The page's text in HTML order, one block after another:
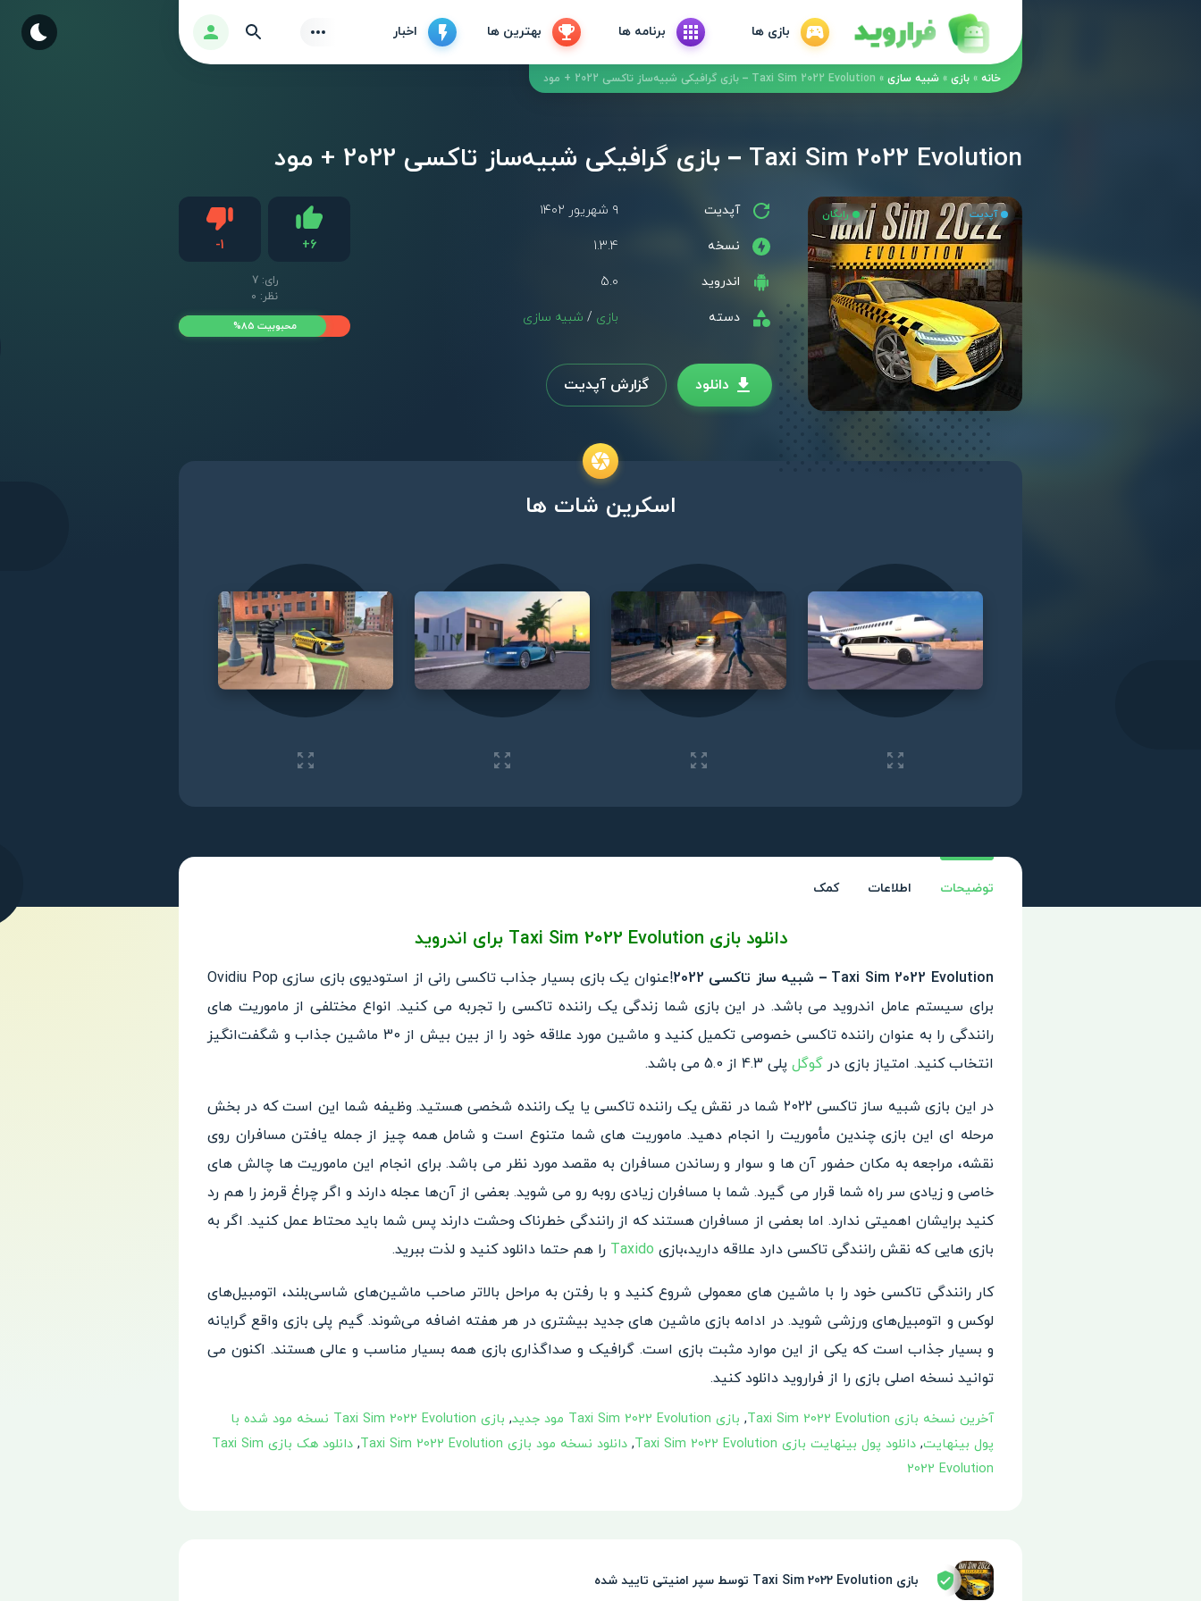
بازی ها برنامه ها بهترین ها اخبار ورود Find
خانه » بازی » شبیه سازی » Taxi Sim 2022 Evolution – بازی گرافیکی شبیه‌ساز تاکسی 2022 + مود
Taxi Sim 2022 Evolution – بازی گرافیکی شبیه‌ساز تاکسی 2022 + مود
آپدیت رایگان آپدیت ۹ شهریور ۱۴۰۲
نسخه 1.3.4
اندروید 5.0
دسته بازی / شبیه سازی
+6
لایک
-1
رای:7
نظر: 0
محبوبیت 85%
دانلود گزارش آپدیت
اسکرین شات ها
توضیحات اطلاعات کمک
دانلود بازی Taxi Sim 2022 Evolution برای اندروید
Taxi Sim 2022 Evolution – شبیه ساز تاکسی 2022
!عنوان یک بازی بسیار جذاب تاکسی رانی از استودیوی بازی سازی Ovidiu Pop
برای سیستم عامل اندروید می باشد. در این بازی شما زندگی یک راننده تاکسی را تجربه می کنید. انواع مختلفی از ماموریت های
رانندگی را به عنوان راننده تاکسی خصوصی تکمیل کنید و ماشین مورد علاقه خود را از بین بیش از 30 ماشین جذاب و شگفت‌انگیز
انتخاب کنید. امتیاز بازی در گوگل پلی 4.3 از 5.0 می باشد.
در این بازی شبیه ساز تاکسی 2022 شما در نقش یک راننده تاکسی یا یک راننده شخصی هستید. وظیفه شما این است که در بخش
مرحله ای این بازی چندین مأموریت را انجام دهید. ماموریت های شما متنوع است و شامل همه چیز از جمله یافتن مسافران روی
نقشه، مراجعه به مکان حضور آن ها و سوار و رساندن مسافران به مقصد مورد نظر می باشد. برای انجام این ماموریت ها چالش های
خاصی و زیادی سر راه شما قرار می گیرد. شما با مسافران زیادی روبه رو می شوید. بعضی از آن‌ها عجله دارند و اگر چراغ قرمز را هم رد
کنید برایشان اهمیتی ندارد. اما بعضی از مسافران هستند که از رانندگی خطرناک وحشت دارند پس شما باید محتاط عمل کنید. اگر به
بازی هایی که نقش رانندگی تاکسی دارد علاقه دارید،بازی Taxido را هم حتما دانلود کنید و لذت ببرید.
کار رانندگی تاکسی خود را با ماشین های معمولی شروع کنید و با رفتن به مراحل بالاتر صاحب ماشین‌های شاسی‌بلند، اتومبیل‌های
لوکس و اتومبیل‌های ورزشی شوید. در ادامه بازی ماشین های جدید بیشتری در هر هفته اضافه می‌شوند. گیم پلی بازی واقع گرایانه
و بسیار جذاب است که یکی از این موارد مثبت بازی است. گرافیک و صداگذاری بازی همه بسیار مناسب و عالی هستند. اکنون می
توانید نسخه اصلی بازی را از فراروید دانلود کنید.
آخرین نسخه بازی Taxi Sim 2022 Evolution , بازی Taxi Sim 2022 Evolution مود جدید ,
بازی Taxi Sim 2022 Evolution نسخه مود شده با
پول بینهایت, دانلود پول بینهایت بازی Taxi Sim 2022 Evolution , دانلود نسخه مود بازی Taxi Sim 2022 Evolution ,
دانلود هک بازی Taxi Sim
2022 Evolution
بازی Taxi Sim 2022 Evolution توسط سپر امنیتی تایید شده